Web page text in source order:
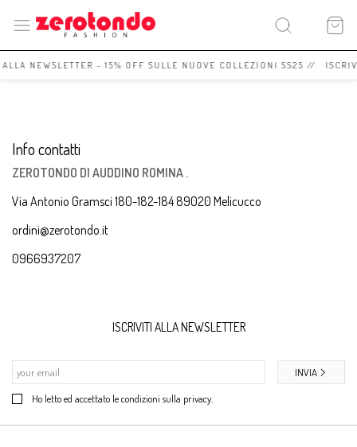
NEWSLETTER - 15% OFF SULLE NUOVE COLLEZIONI SS25 //
Info contatti
ZEROTONDO DI AUDDINO ROMINA .
Via Antonio Gramsci 180-182-184 89020 Melicucco
ordini@zerotondo.it
0966937207
ISCRIVITI ALLA NEWSLETTER
Ho letto ed accettato le condizioni sulla privacy.
INVIA